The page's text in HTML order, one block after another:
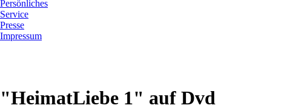
Persönliches
Service
Presse
Impressum
"HeimatLiebe 1" auf Dvd